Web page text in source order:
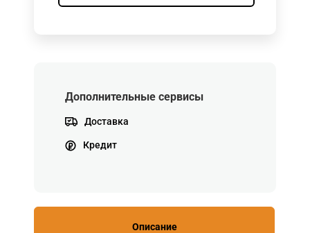
Дополнительные сервисы
Доставка
Кредит
Описание